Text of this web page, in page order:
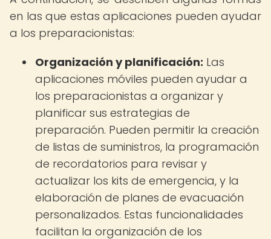
en las que estas aplicaciones pueden ayudar
a los preparacionistas:
Organización y planificación: Las
aplicaciones móviles pueden ayudar a
los preparacionistas a organizar y
planificar sus estrategias de
preparación. Pueden permitir la creación
de listas de suministros, la programación
de recordatorios para revisar y
actualizar los kits de emergencia, y la
elaboración de planes de evacuación
personalizados. Estas funcionalidades
facilitan la organización de los